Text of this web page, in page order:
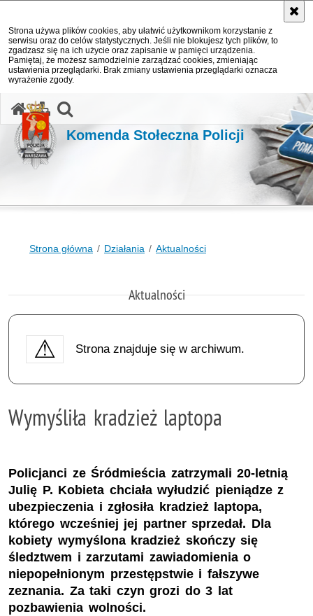
Strona używa plików cookies, aby ułatwić użytkownikom korzystanie z
serwisu oraz do celów statystycznych. Jeśli nie blokujesz tych plików, to
zgadzasz się na ich użycie oraz zapisanie w pamięci urządzenia.
Pamiętaj, że możesz samodzielnie zarządzać cookies, zmieniając
ustawienia przeglądarki. Brak zmiany ustawienia przeglądarki oznacza
wyrażenie zgody.
Komenda Stołeczna Policji
Strona główna Działania Aktualności
Aktualności
Strona znajduje się w archiwum.
Wymyśliła kradzież laptopa
Policjanci ze Śródmieścia zatrzymali 20-letnią
Julię P. Kobieta chciała wyłudzić pieniądze z
ubezpieczenia i zgłosiła kradzież laptopa,
którego wcześniej jej partner sprzedał. Dla
kobiety wymyślona kradzież skończy się
śledztwem i zarzutami zawiadomienia o
niepopełnionym przestępstwie i fałszywe
zeznania. Za taki czyn grozi do 3 lat
pozbawienia wolności.